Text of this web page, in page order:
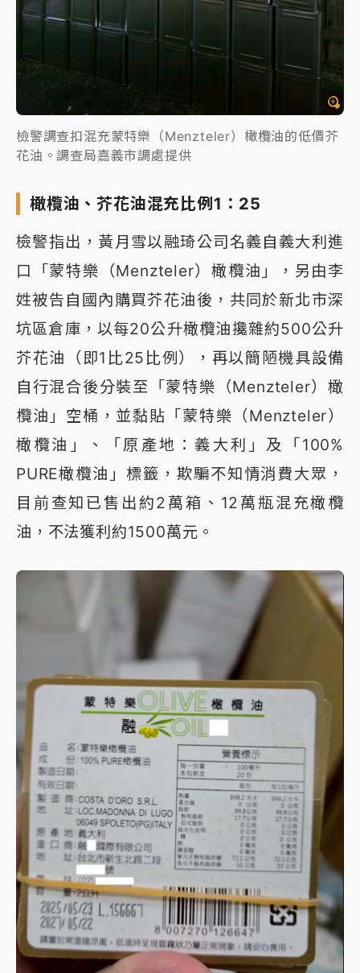
檢警調查扣混充蒙特樂（Menzteler）橄欖油的低價芥
花油。調查局嘉義市調處提供
橄欖油、芥花油混充比例1：25
檢警指出，黃月雪以融琦公司名義自義大利進
口「蒙特樂（Menzteler）橄欖油」，另由李
姓被告自國內購買芥花油後，共同於新北市深
坑區倉庫，以每20公升橄欖油攙雜約500公升
芥花油（即1比25比例），再以簡陋機具設備
自行混合後分裝至「蒙特樂（Menzteler）橄
欖油」空桶，並黏貼「蒙特樂（Menzteler）
橄欖油」、「原產地：義大利」及「100%
PURE橄欖油」標籤，欺騙不知情消費大眾，
目前查知已售出約2萬箱、12萬瓶混充橄欖
油，不法獲利約1500萬元。